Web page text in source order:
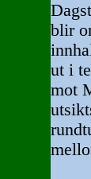
blir
ut i
mot